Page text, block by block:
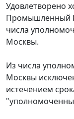
Удовлетворено
Промышленный
числа
Москвы.
Из числа
Москвы
истечением